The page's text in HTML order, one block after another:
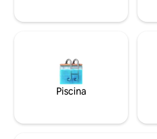
*Parrilla de propano *Totalmente s
Piscina